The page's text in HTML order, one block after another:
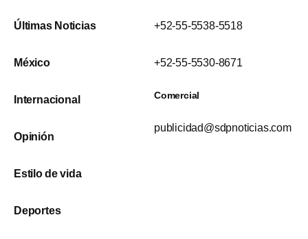
Últimas Noticias
México
Internacional
Opinión
Estilo de vida
Deportes
+52-55-5538-5518
+52-55-5530-8671
Comercial
publicidad@sdpnoticias.com